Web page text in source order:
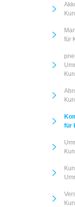
für
für